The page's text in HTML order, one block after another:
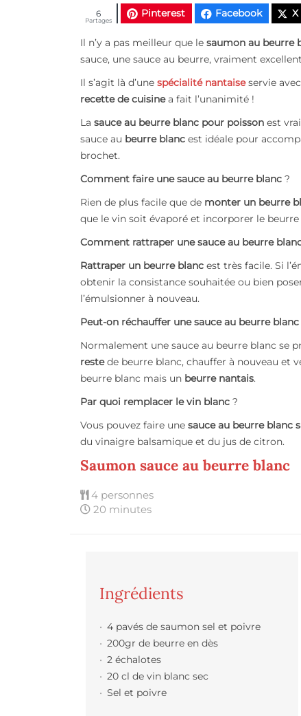
Pinterest Facebook X
Partages
6
Il n’y a pas meilleur que le saumon au beurre
sauce, une sauce au beurre, vraiment
Il s’agit là d’une spécialité nantaise servie
recette de cuisinea fait l’unanimité !
La sauce au beurre blanc pour poisson est
sauce au beurre blanc est idéale pour
brochet.
Comment faire une sauce au beurre blanc ?
Rien de plus facile que de monter un beurre
que le vin soit évaporé et incorporer le
Comment rattraper une sauce au beurre
Rattraper un beurre blanc est très facile. Si
obtenir la consistance souhaitée ou bien
l’émulsionner à nouveau.
Peut-on réchauffer une sauce au beurre blanc
Normalement une sauce au beurre blanc se
restede beurre blanc, chauffer à nouveau et
beurre blanc mais un beurre nantais.
Par quoi remplacer le vin blanc ?
Vous pouvez faire une sauce au beurre blanc
du vinaigre balsamique et du jus de citron.
Saumon sauce au beurre blanc
4 personnes
20 minutes
Ingrédients
4 pavés de saumon sel et poivre
200gr de beurre en dès
2 échalotes
20 cl de vin blanc sec
Sel et poivre